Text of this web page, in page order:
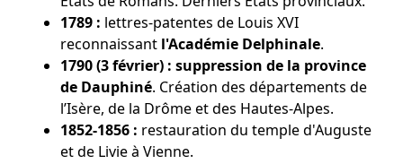
1789 : lettres-patentes de Louis XVI
reconnaissant l'Académie Delphinale.
1790 (3 février) : suppression de la province
de Dauphiné. Création des départements de
l’Isère, de la Drôme et des Hautes-Alpes.
1852-1856 : restauration du temple d'Auguste
et de Livie à Vienne.